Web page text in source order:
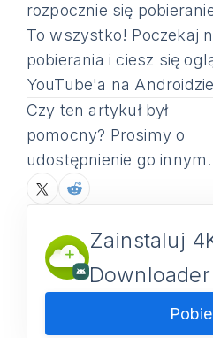
rozpocznie się
To wszystko! Poczekaj
pobierania i ciesz się
YouTube'a na
Czy ten artykuł był
pomocny? Prosimy o
udostępnienie go innym.
Zainstaluj